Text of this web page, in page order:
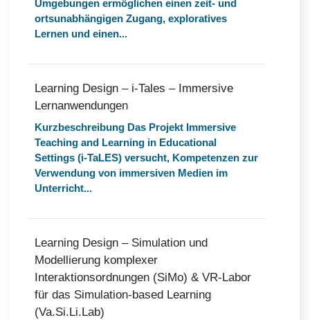
Umgebungen ermöglichen einen zeit- und
ortsunabhängigen Zugang, exploratives
Lernen und einen...
Learning Design – i-Tales – Immersive
Lernanwendungen
Kurzbeschreibung Das Projekt Immersive
Teaching and Learning in Educational
Settings (i-TaLES) versucht, Kompetenzen zur
Verwendung von immersiven Medien im
Unterricht...
Learning Design – Simulation und
Modellierung komplexer
Interaktionsordnungen (SiMo) & VR-Labor
für das Simulation-based Learning
(Va.Si.Li.Lab)